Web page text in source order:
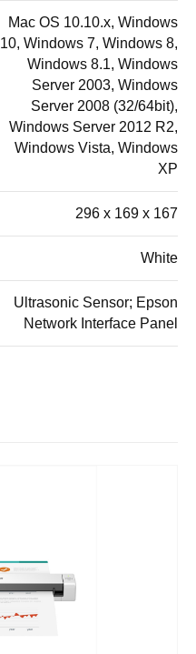
Mac OS 10.10.x, Windows
10, Windows 7, Windows 8,
Windows 8.1, Windows
Server 2003, Windows
Server 2008 (32/64bit),
Windows Server 2012 R2,
Windows Vista, Windows
XP
296 x 169 x 167
White
Ultrasonic Sensor; Epson
Network Interface Panel